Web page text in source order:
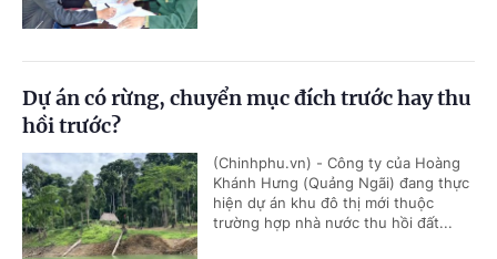
Dự án có rừng, chuyển mục đích trước hay thu
hồi trước?
(Chinhphu.vn) - Công ty của Hoàng
Khánh Hưng (Quảng Ngãi) đang thực
hiện dự án khu đô thị mới thuộc
trường hợp nhà nước thu hồi đất...